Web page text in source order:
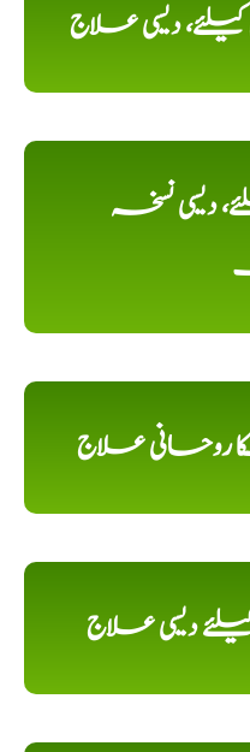
دیسی علاج
دیسی نسخہ
روحانی علاج
دیسی علاج